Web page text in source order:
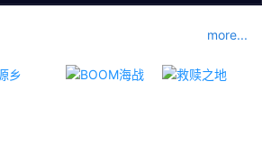
more...